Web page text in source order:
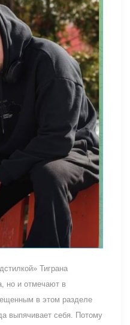
Тиграна
но и отмечают в
в этом разделе
выпячивает себя. Потому